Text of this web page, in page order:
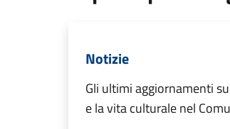
Notizie
Gli ultimi aggiornamenti
e la vita culturale nel